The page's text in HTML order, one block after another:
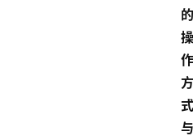
的
操
作
方
式
与